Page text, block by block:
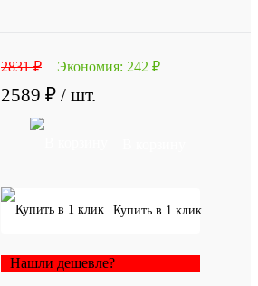
2831 ₽ Экономия: 242 ₽
2589 ₽ / шт.
Купить в 1 клик
Нашли дешевле?